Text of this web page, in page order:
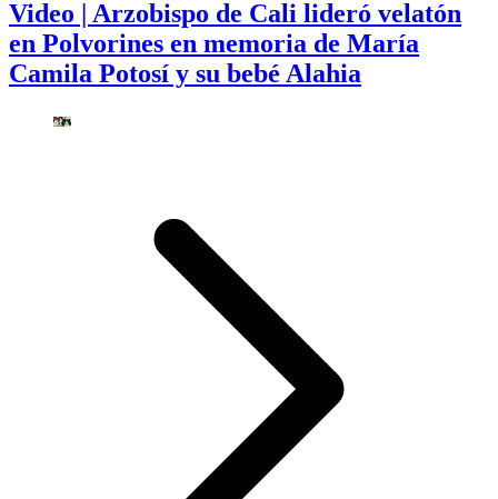
Video | Arzobispo de Cali lideró velatón
en Polvorines en memoria de María
Camila Potosí y su bebé Alahia